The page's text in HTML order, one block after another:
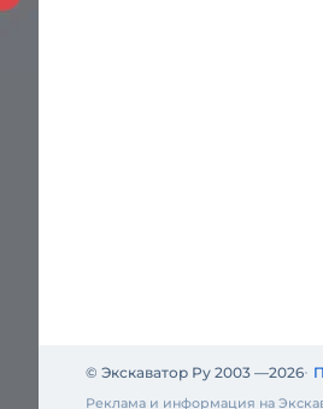
© Экскаватор Ру 2003 —2026
Реклама и информация на